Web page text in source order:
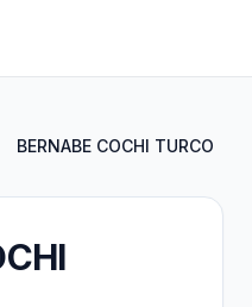
BERNABE COCHI TURCO